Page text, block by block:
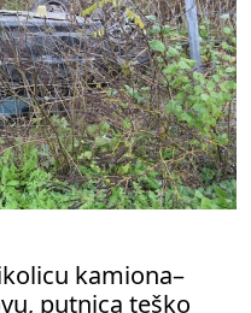
kamiona–
putnica teško